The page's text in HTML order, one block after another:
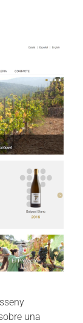
una